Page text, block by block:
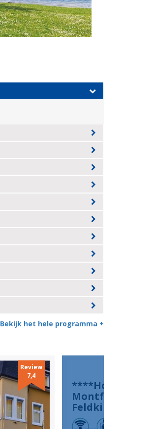
Bekijk het hele programma +
Review
7,4
****Hotel
Montfort in
Feldkirch